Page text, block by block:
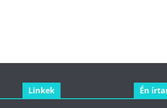
Linkek Én